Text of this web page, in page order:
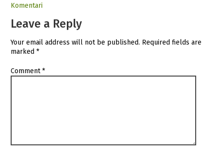
Komentari
Leave a Reply
Your email address will not be published. Required fields are
marked*
Comment*